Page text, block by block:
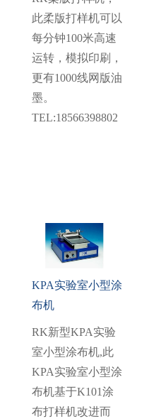
此柔版打样机可以
每分钟100米高速
运转，模拟印刷，
更有1000线网版油
墨。
TEL:18566398802
KPA实验室小型涂
布机
RK新型KPA实验
室小型涂布机,此
KPA实验室小型涂
布机基于K101涂
布打样机改进而